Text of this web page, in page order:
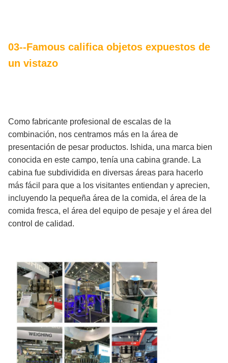
03--Famous califica objetos expuestos de
un vistazo
Como fabricante profesional de escalas de la
combinación, nos centramos más en la área de
presentación de pesar productos. Ishida, una marca bien
conocida en este campo, tenía una cabina grande. La
cabina fue subdividida en diversas áreas para hacerlo
más fácil para que a los visitantes entiendan y aprecien,
incluyendo la pequeña área de la comida, el área de la
comida fresca, el área del equipo de pesaje y el área del
control de calidad.